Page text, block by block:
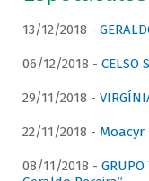
13/12/2018 -
06/12/2018 - CELSO
29/11/2018 -
22/11/2018 - Moacyr
08/11/2018 -